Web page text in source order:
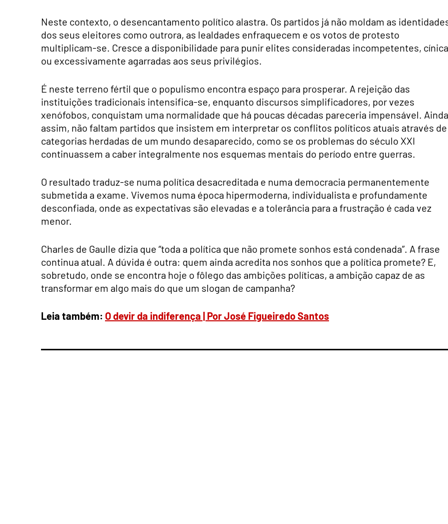
Neste contexto, o desencantamento político alastra. Os partidos já não moldam as
dos seus eleitores como outrora, as lealdades enfraquecem e os votos de protesto
multiplicam-se. Cresce a disponibilidade para punir elites consideradas incompetentes,
ou excessivamente agarradas aos seus privilégios.
É neste terreno fértil que o populismo encontra espaço para prosperar. A rejeição das
instituições tradicionais intensifica-se, enquanto discursos simplificadores, por vezes
xenófobos, conquistam uma normalidade que há poucas décadas pareceria impensável. Ainda
assim, não faltam partidos que insistem em interpretar os conflitos políticos atuais através de
categorias herdadas de um mundo desaparecido, como se os problemas do século XXI
continuassem a caber integralmente nos esquemas mentais do período entre guerras.
O resultado traduz-se numa política desacreditada e numa democracia permanentemente
submetida a exame. Vivemos numa época hipermoderna, individualista e profundamente
desconfiada, onde as expectativas são elevadas e a tolerância para a frustração é cada vez
menor.
Charles de Gaulle dizia que “toda a política que não promete sonhos está condenada”. A frase
continua atual. A dúvida é outra: quem ainda acredita nos sonhos que a política promete? E,
sobretudo, onde se encontra hoje o fôlego das ambições políticas, a ambição capaz de as
transformar em algo mais do que um slogan de campanha?
Leia também: O devir da indiferença | Por José Figueiredo Santos